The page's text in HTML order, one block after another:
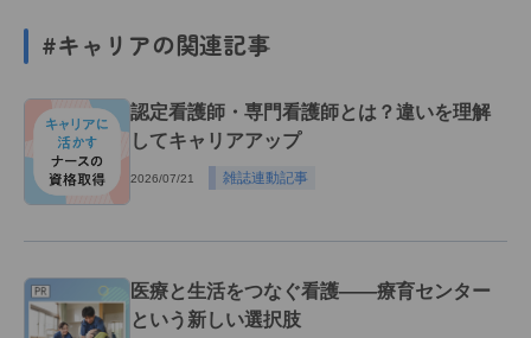
#キャリアの関連記事
認定看護師・専門看護師とは？違いを理解
してキャリアアップ
2026/07/21 雑誌連動記事
医療と生活をつなぐ看護――療育センター
という新しい選択肢